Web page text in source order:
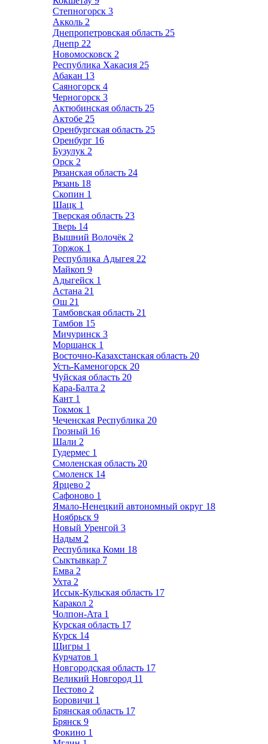
Степногорск 3
Акколь 2
Днепропетровская область 25
Днепр 22
Новомосковск 2
Республика Хакасия 25
Абакан 13
Саяногорск 4
Черногорск 3
Актюбинская область 25
Актобе 25
Оренбургская область 25
Оренбург 16
Бузулук 2
Орск 2
Рязанская область 24
Рязань 18
Скопин 1
Шацк 1
Тверская область 23
Тверь 14
Вышний Волочёк 2
Торжок 1
Республика Адыгея 22
Майкоп 9
Адыгейск 1
Астана 21
Ош 21
Тамбовская область 21
Тамбов 15
Мичуринск 3
Моршанск 1
Восточно-Казахстанская область 20
Усть-Каменогорск 20
Чуйская область 20
Кара-Балта 2
Кант 1
Токмок 1
Чеченская Республика 20
Грозный 16
Шали 2
Гудермес 1
Смоленская область 20
Смоленск 14
Ярцево 2
Сафоново 1
Ямало-Ненецкий автономный округ 18
Ноябрьск 9
Новый Уренгой 3
Надым 2
Республика Коми 18
Сыктывкар 7
Емва 2
Ухта 2
Иссык-Кульская область 17
Каракол 2
Чолпон-Ата 1
Курская область 17
Курск 14
Щигры 1
Курчатов 1
Новгородская область 17
Великий Новгород 11
Пестово 2
Боровичи 1
Брянская область 17
Брянск 9
Фокино 1